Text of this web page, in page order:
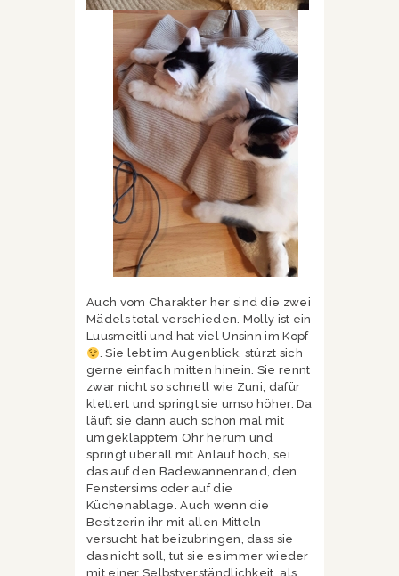
Auch vom Charakter her sind die zwei
Mädels total verschieden. Molly ist ein
Luusmeitli und hat viel Unsinn im Kopf
. Sie lebt im Augenblick, stürzt sich
gerne einfach mitten hinein. Sie rennt
zwar nicht so schnell wie Zuni, dafür
klettert und springt sie umso höher. Da
läuft sie dann auch schon mal mit
umgeklapptem Ohr herum und
springt überall mit Anlauf hoch, sei
das auf den Badewannenrand, den
Fenstersims oder auf die
Küchenablage. Auch wenn die
Besitzerin ihr mit allen Mitteln
versucht hat beizubringen, dass sie
das nicht soll, tut sie es immer wieder
mit einer Selbstverständlichkeit, als